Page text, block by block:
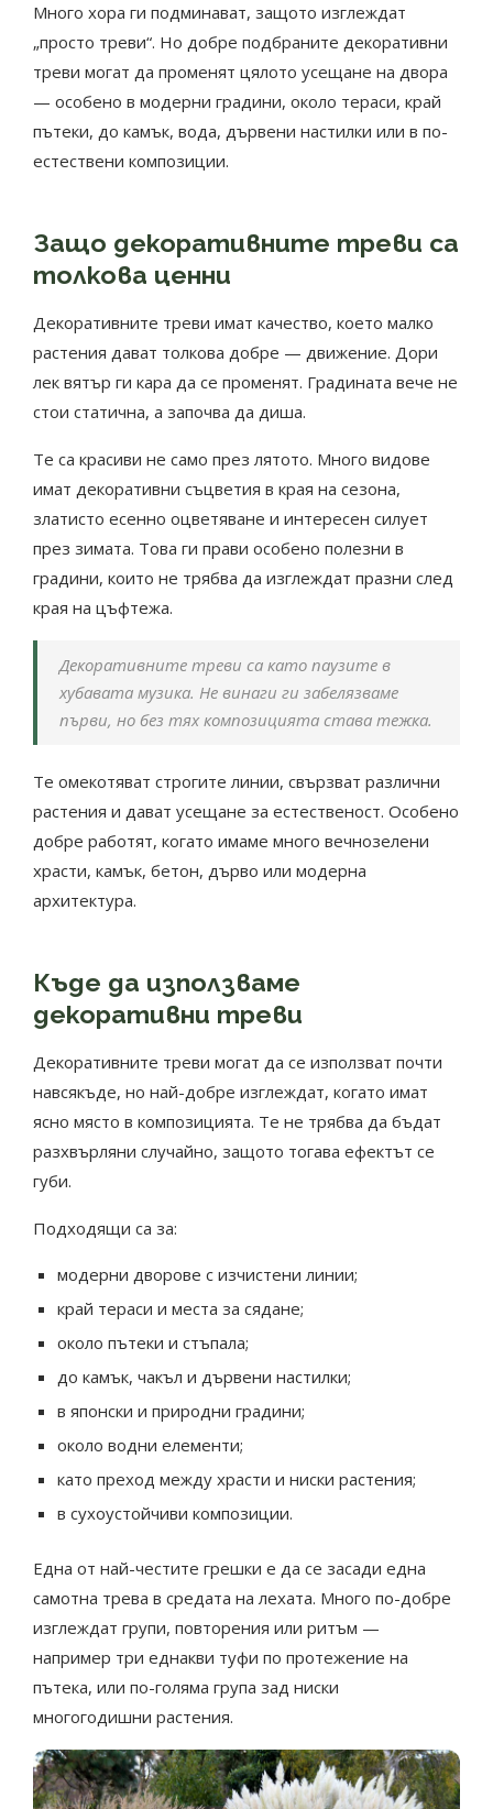
Много хора ги подминават, защото изглеждат
„просто треви“. Но добре подбраните декоративни
треви могат да променят цялото усещане на двора
— особено в модерни градини, около тераси, край
пътеки, до камък, вода, дървени настилки или в по-
естествени композиции.
Защо декоративните треви са
толкова ценни
Декоративните треви имат качество, което малко
растения дават толкова добре — движение. Дори
лек вятър ги кара да се променят. Градината вече не
стои статична, а започва да диша.
Те са красиви не само през лятото. Много видове
имат декоративни съцветия в края на сезона,
златисто есенно оцветяване и интересен силует
през зимата. Това ги прави особено полезни в
градини, които не трябва да изглеждат празни след
края на цъфтежа.
Декоративните треви са като паузите в
хубавата музика. Не винаги ги забелязваме
първи, но без тях композицията става тежка.
Те омекотяват строгите линии, свързват различни
растения и дават усещане за естественост. Особено
добре работят, когато имаме много вечнозелени
храсти, камък, бетон, дърво или модерна
архитектура.
Къде да използваме
декоративни треви
Декоративните треви могат да се използват почти
навсякъде, но най-добре изглеждат, когато имат
ясно място в композицията. Те не трябва да бъдат
разхвърляни случайно, защото тогава ефектът се
губи.
Подходящи са за:
модерни дворове с изчистени линии;
край тераси и места за сядане;
около пътеки и стъпала;
до камък, чакъл и дървени настилки;
в японски и природни градини;
около водни елементи;
като преход между храсти и ниски растения;
в сухоустойчиви композиции.
Една от най-честите грешки е да се засади една
самотна трева в средата на лехата. Много по-добре
изглеждат групи, повторения или ритъм —
например три еднакви туфи по протежение на
пътека, или по-голяма група зад ниски
многогодишни растения.